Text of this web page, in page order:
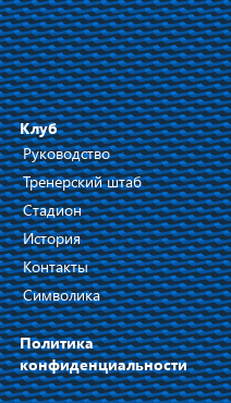
Клуб
Руководство
Тренерский штаб
Стадион
История
Контакты
Символика
Политика
конфиденциальности